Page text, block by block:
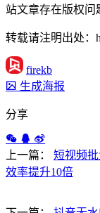
站文章存在版权问
转载请注明出处：
firekb
生成海报
分享
上一篇：
短视频
效率提升10倍